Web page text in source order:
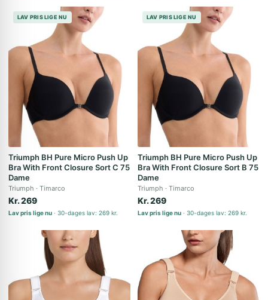
LAV PRIS LIGE NU
Triumph BH Pure Micro Push Up
Bra With Front Closure Sort C 75
Dame
Triumph Timarco
Kr. 269
Lav pris lige nu 30-dages lav: 269 kr.
LAV PRIS LIGE NU
Triumph BH Pure Micro Push Up
Bra With Front Closure Sort B 75
Dame
Triumph Timarco
Kr. 269
Lav pris lige nu 30-dages lav: 269 kr.